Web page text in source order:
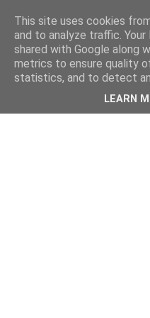
This site uses cookies
and to analyze traffic.
shared with Google along
metrics to ensure quality
statistics, and to detect
LEARN